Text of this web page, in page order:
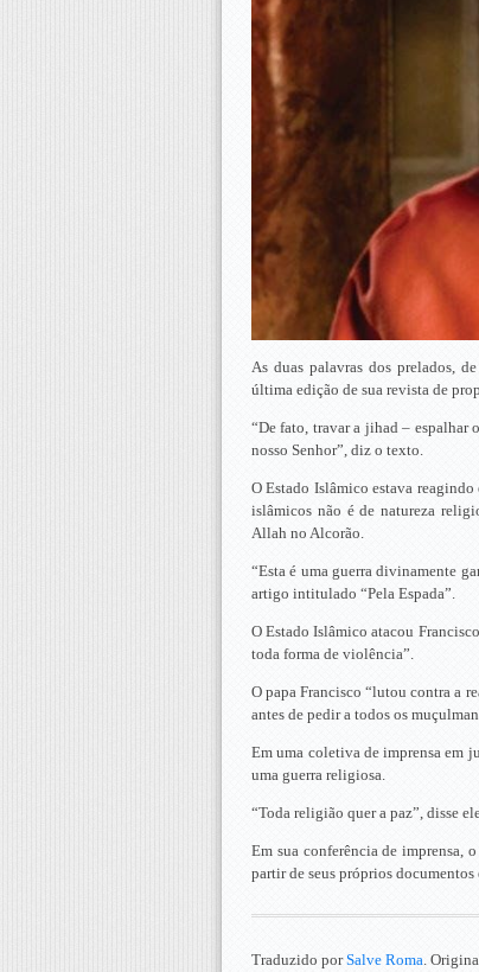
As duas palavras dos prelados,
última edição de sua revista de
“De fato, travar a jihad – espalhar
nosso Senhor”, diz o texto.
O Estado Islâmico estava
islâmicos não é de natureza
Allah no Alcorão.
“Esta é uma guerra divinamente
artigo intitulado “Pela Espada”.
O Estado Islâmico atacou
toda forma de violência”.
O papa Francisco “lutou contra a
antes de pedir a todos os
Em uma coletiva de imprensa em
uma guerra religiosa.
“Toda religião quer a paz”, disse
Em sua conferência de imprensa,
partir de seus próprios documentos
Traduzido porSalve Roma .